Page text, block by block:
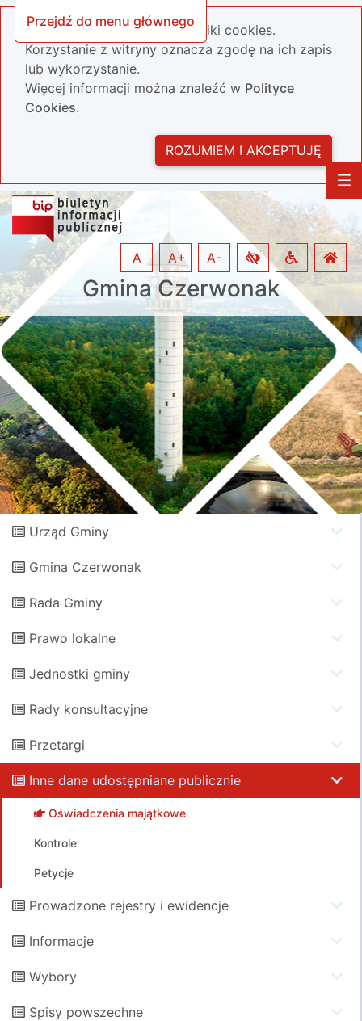
Przejdź do menu głównego
Nasza strona wykorzystuje pliki cookies.
Korzystanie z witryny oznacza zgodę na ich zapis
lub wykorzystanie.
Więcej informacji można znaleźć w Polityce
Cookies.
ROZUMIEM I AKCEPTUJĘ
Gmina Czerwonak
A A+ A-
Urząd Gminy
Gmina Czerwonak
Rada Gminy
Prawo lokalne
Jednostki gminy
Rady konsultacyjne
Przetargi
Inne dane udostępniane publicznie
Oświadczenia majątkowe
Kontrole
Petycje
Prowadzone rejestry i ewidencje
Informacje
Wybory
Spisy powszechne